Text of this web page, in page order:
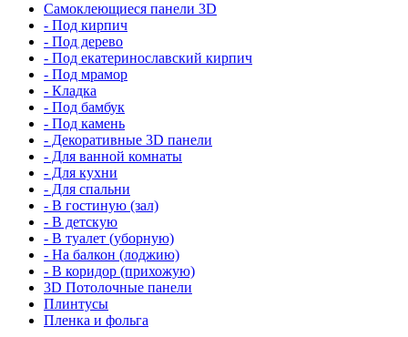
Самоклеющиеся панели 3D
- Под кирпич
- Под дерево
- Под екатеринославский кирпич
- Под мрамор
- Кладка
- Под бамбук
- Под камень
- Декоративные 3D панели
- Для ванной комнаты
- Для кухни
- Для спальни
- В гостиную (зал)
- В детскую
- В туалет (уборную)
- На балкон (лоджию)
- В коридор (прихожую)
3D Потолочные панели
Плинтусы
Пленка и фольга